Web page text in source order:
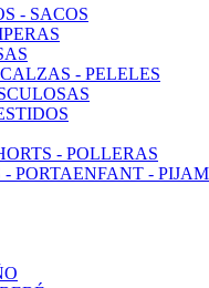
- SACOS
- PELELES
- POLLERAS
PORTAENFANT -